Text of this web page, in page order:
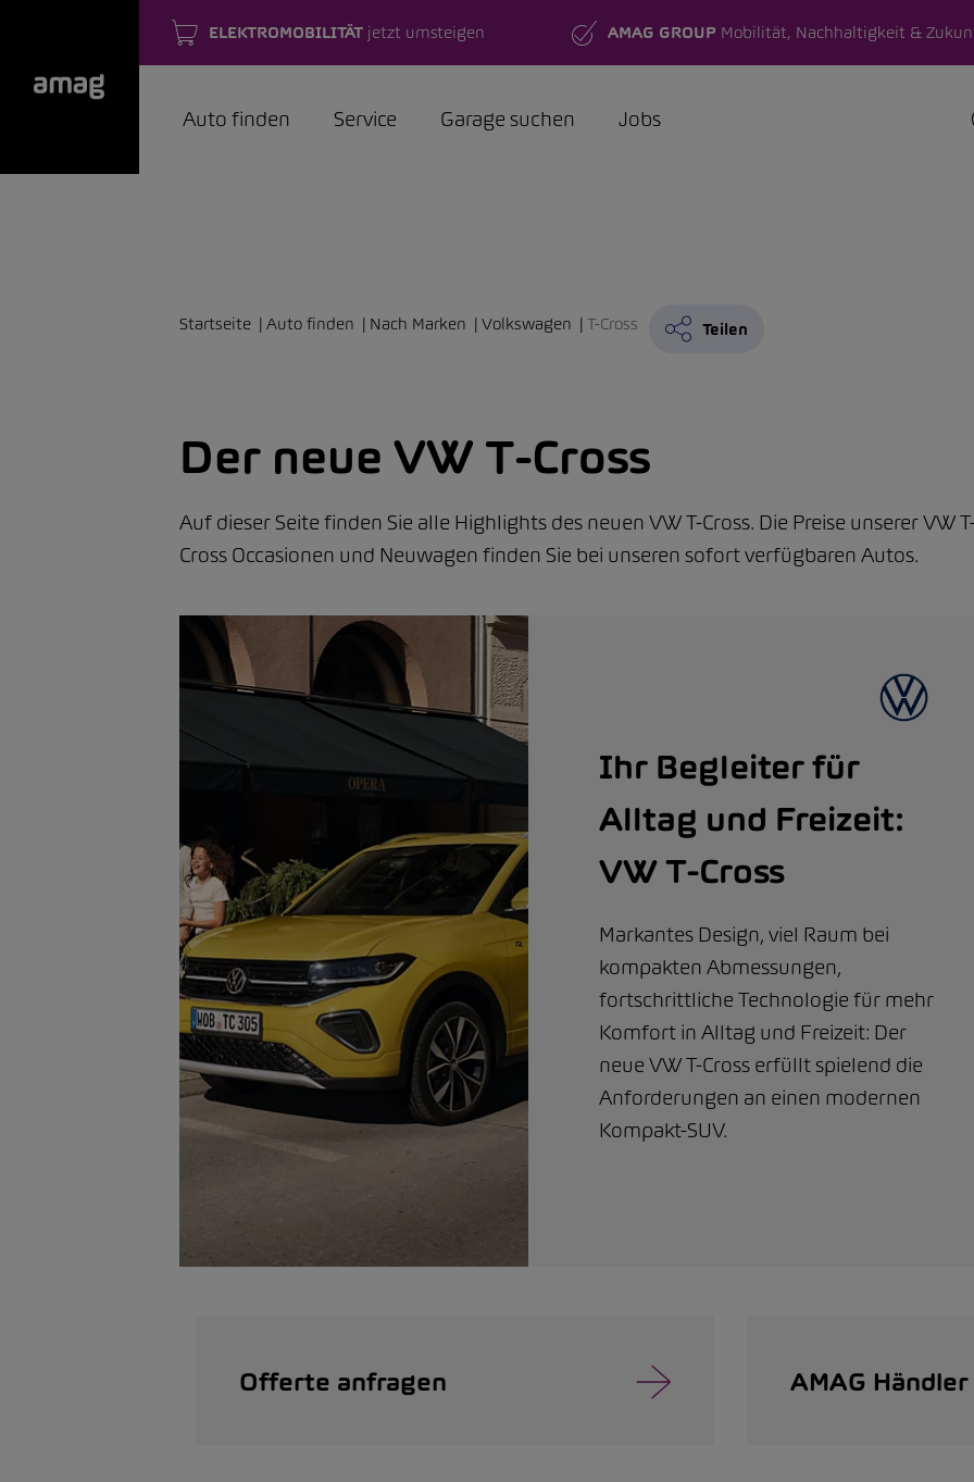
ELEKTROMOBILITÄTjetzt umsteigen AMAG GROUP Mobilität, Nachhaltigkeit &
Auto finden Service Garage suchen Jobs
Startseite Auto finden Nach Marken Volkswagen T-Cross Teilen
Der neue VW T-Cross
Auf dieser Seite finden Sie alle Highlights des neuen VW T-Cross. Die Preise unserer VW
Cross Occasionen und Neuwagen finden Sie bei unseren sofort verfügbaren Autos.
Ihr Begleiter für
Alltag und Freizeit:
VW T-Cross
Markantes Design, viel Raum bei
kompakten Abmessungen,
fortschrittliche Technologie für mehr
Komfort in Alltag und Freizeit: Der
neue VW T-Cross erfüllt spielend die
Anforderungen an einen modernen
Kompakt-SUV.
Offerte anfragen AMAG Händler